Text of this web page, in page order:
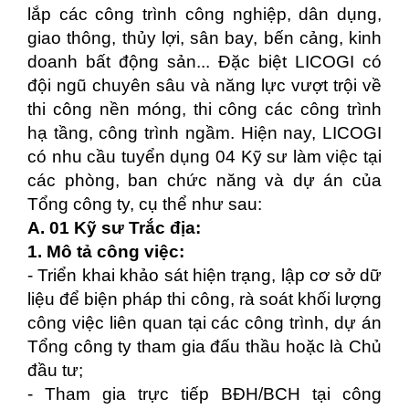
lắp các công trình công nghiệp, dân dụng,
giao thông, thủy lợi, sân bay, bến cảng, kinh
doanh bất động sản... Đặc biệt LICOGI có
đội ngũ chuyên sâu và năng lực vượt trội về
thi công nền móng, thi công các công trình
hạ tầng, công trình ngầm. Hiện nay, LICOGI
có nhu cầu tuyển dụng 04 Kỹ sư làm việc tại
các phòng, ban chức năng và dự án của
Tổng công ty, cụ thể như sau:
A. 01 Kỹ sư Trắc địa:
1. Mô tả công việc:
- Triển khai khảo sát hiện trạng, lập cơ sở dữ
liệu để biện pháp thi công, rà soát khối lượng
công việc liên quan tại các công trình, dự án
Tổng công ty tham gia đấu thầu hoặc là Chủ
đầu tư;
- Tham gia trực tiếp BĐH/BCH tại công